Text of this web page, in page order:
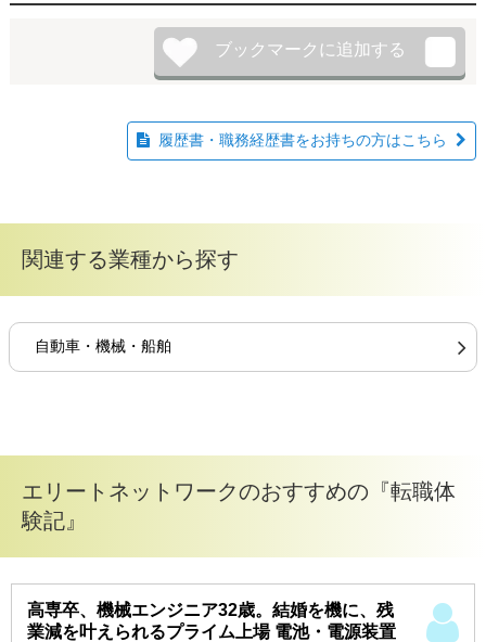
履歴書・職務経歴書をお持ちの方はこちら
関連する業種から探す
自動車・機械・船舶
エリートネットワークのおすすめの『転職体
験記』
高専卒、機械エンジニア32歳。結婚を機に、残
業減を叶えられるプライム上場 電池・電源装置